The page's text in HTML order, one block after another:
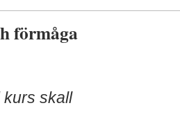
förmåga
kurs skall